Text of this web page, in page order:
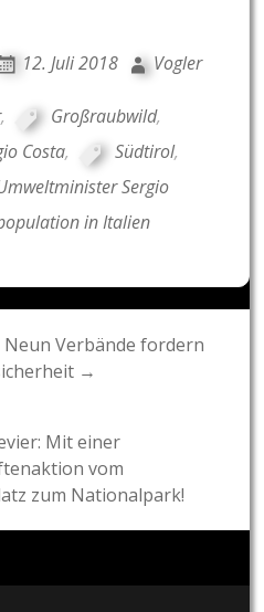
12. Juli 2018 Vogler
, Großraubwild,
Costa, Südtirol,
Sergio
in Italien
Verbände fordern
→
Mit einer
vom
zum Nationalpark!